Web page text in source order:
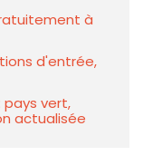
à
d'entrée,
pays vert,
actualisée